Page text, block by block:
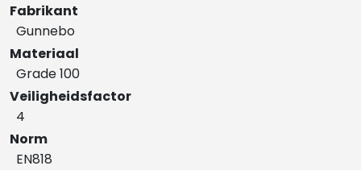
Fabrikant
Gunnebo
Materiaal
Grade 100
Veiligheidsfactor
4
Norm
EN818